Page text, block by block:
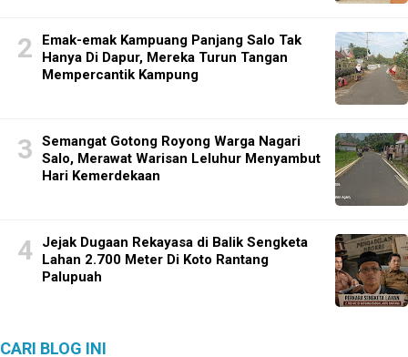
Emak-emak Kampuang Panjang Salo Tak
Hanya Di Dapur, Mereka Turun Tangan
Mempercantik Kampung
Semangat Gotong Royong Warga Nagari
Salo, Merawat Warisan Leluhur Menyambut
Hari Kemerdekaan
Jejak Dugaan Rekayasa di Balik Sengketa
Lahan 2.700 Meter Di Koto Rantang
Palupuah
CARI BLOG INI